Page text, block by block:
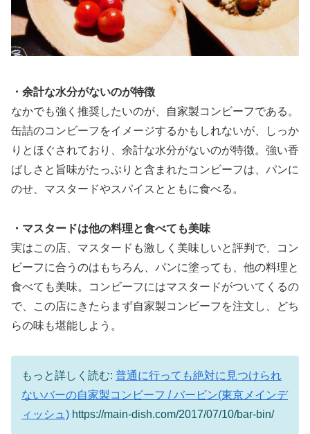
・余計な水分がないのが特徴
なかでも強く推奨したいのが、自家製コンビーフである。
缶詰のコンビーフをイメージするかもしれないが、しっか
りとほぐされており、余計な水分がないのが特徴。強い香
ばしさと旨味がたっぷりと含まれたコンビーフは、パンに
のせ、マスタードやスパイスとともに食べる。
・マスタードは他の料理と食べても美味
実はこの店、マスタードも激しく美味しいと評判で、コン
ビーフに合うのはもちろん、パンに塗っても、他の料理と
食べても美味。コンビーフにはマスタードがついてくるの
で、この店にきたらまず自家製コンビーフを注文し、どち
らの味も堪能しよう。
もっと詳しく読む: 普通に行っても絶対に見つけられ
ないバーの自家製コンビーフ / バービン(東京メインデ
ィッシュ) https://main-dish.com/2017/07/10/bar-bin/